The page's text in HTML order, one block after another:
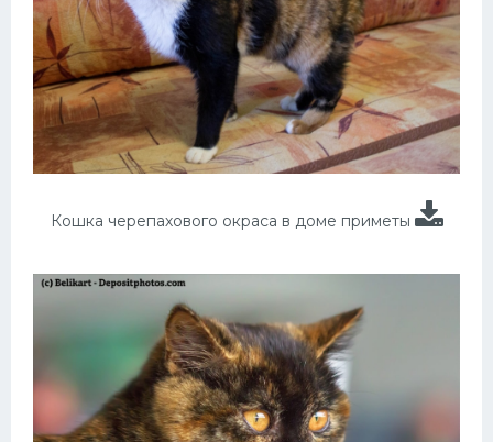
Кошка черепахового окраса в доме приметы